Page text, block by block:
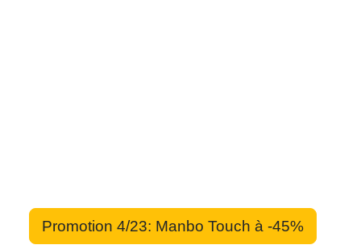
Promotion 4/23: Manbo Touch à -45%